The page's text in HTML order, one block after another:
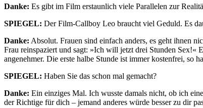
Danke: Es gibt im Film erstaunlich viele Parallelen zur
SPIEGEL: Der Film-Callboy Leo braucht viel Geduld. Es
Danke: Absolut. Frauen sind einfach anders, es geht ihnen
Frau reinspaziert und sagt: »Ich will jetzt drei Stunden Sex!«
angenehmer. Die erste halbe Stunde ist immer kostenfrei, so
SPIEGEL: Haben Sie das schon mal gemacht?
Danke: Ein einziges Mal. Ich wusste damals nicht, ob ich
der Richtige für dich – jemand anderes würde besser zu dir